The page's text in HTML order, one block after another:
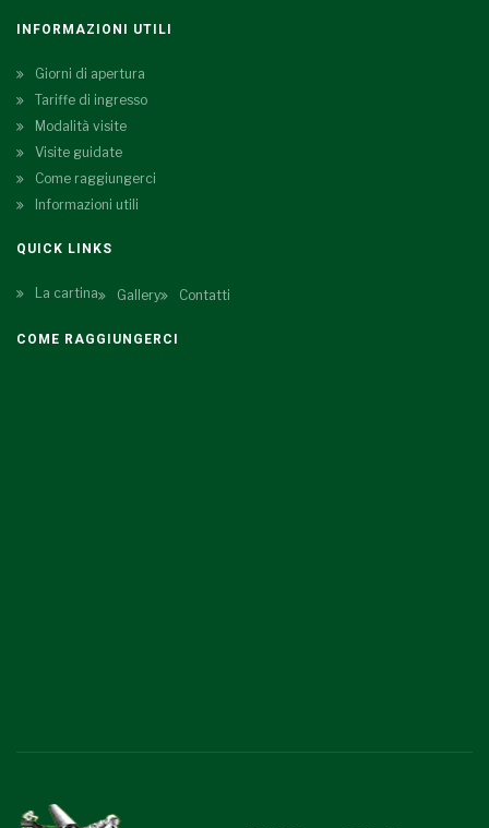
INFORMAZIONI UTILI
Giorni di apertura
Tariffe di ingresso
Modalità visite
Visite guidate
Come raggiungerci
Informazioni utili
QUICK LINKS
La cartina Gallery Contatti
COME RAGGIUNGERCI